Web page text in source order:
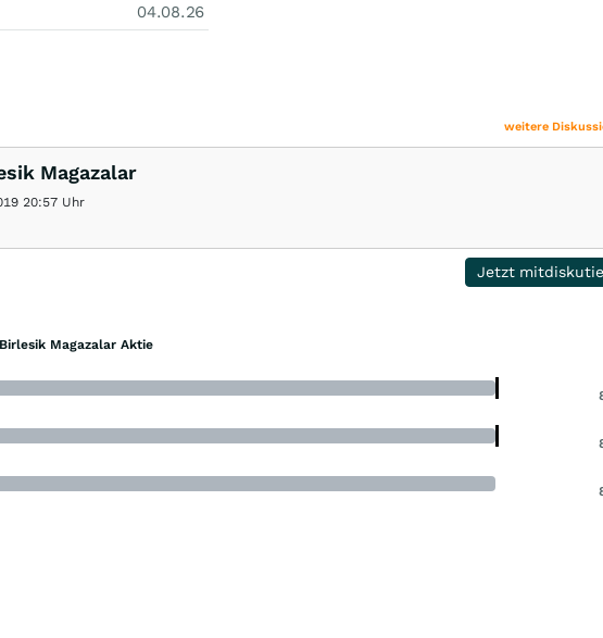
04.08.26
weitere
Magazalar
20:57 Uhr
Jetzt
Magazalar Aktie